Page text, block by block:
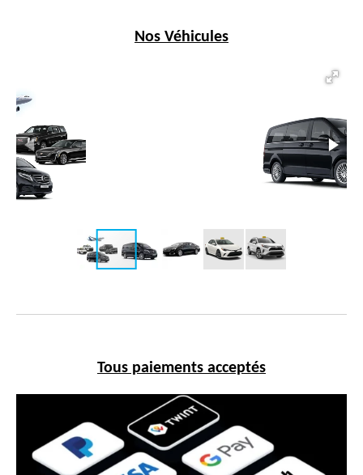
Nos Véhicules
Tous paiements acceptés